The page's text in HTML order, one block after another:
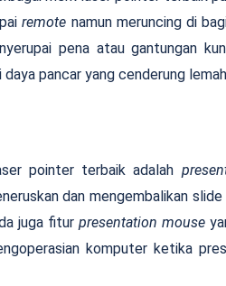
remote namun meruncing di
pena atau gantungan
pancar yang cenderung
pointer terbaik adalah
dan mengembalikan
juga fitur presentation mouse
komputer ketika